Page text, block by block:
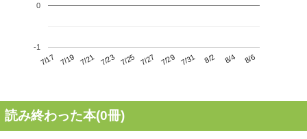
7/17 7/19 7/21 7/23 7/25 7/27 7/29 7/31 8/2 8/4 8/6
-1
0
読み終わった本(0冊)